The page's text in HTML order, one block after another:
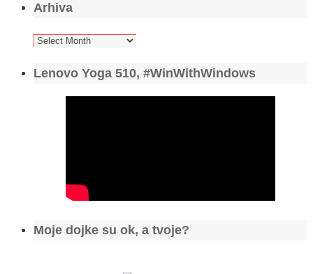
Arhiva
Arhiva
Lenovo Yoga 510, #WinWithWindows
Moje dojke su ok, a tvoje?